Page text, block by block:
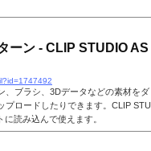
ーン - CLIP STUDIO AS
、ブラシ、3Dデータなどの素材をダ
プロードしたりできます。CLIP STU
読み込んで使えます。